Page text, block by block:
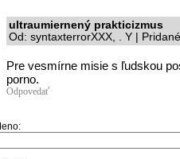
ultraumiernený prakticizmus
Od: syntaxterrorXXX, . Y |
Pre vesmírne misie s ľudskou
porno.
Odpovedať